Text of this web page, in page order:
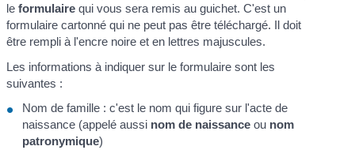
leformulaire qui vous sera remis au guichet. C'est un
formulaire cartonné qui ne peut pas être téléchargé. Il doit
être rempli à l'encre noire et en lettres majuscules.
Les informations à indiquer sur le formulaire sont les
suivantes :
Nom de famille : c'est le nom qui figure sur l'acte de
naissance (appelé aussi nom de naissance ou nom
patronymique)